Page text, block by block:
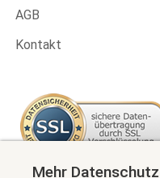
AGB
Kontakt
Mehr